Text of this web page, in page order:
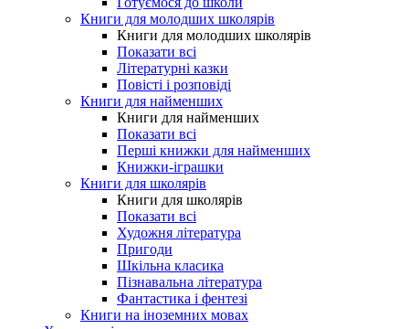
Книги для молодших школярів
Книги для молодших школярів
Показати всі
Літературні казки
Повісті і розповіді
Книги для найменших
Книги для найменших
Показати всі
Перші книжки для найменших
Книжки-іграшки
Книги для школярів
Книги для школярів
Показати всі
Художня література
Пригоди
Шкільна класика
Пізнавальна література
Фантастика і фентезі
Книги на іноземних мовах